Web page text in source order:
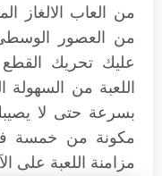
من العاب الالغاز
من العصور
عليك تحريك
اللعبة من السهولة
بسرعة حتى لا
مكونة من خمسة
مزامنة اللعبة على